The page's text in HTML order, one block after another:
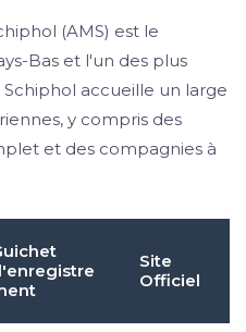
(AMS) est le
Bas et l'un des plus
accueille un large
y compris des
et des compagnies à
Site
Officiel